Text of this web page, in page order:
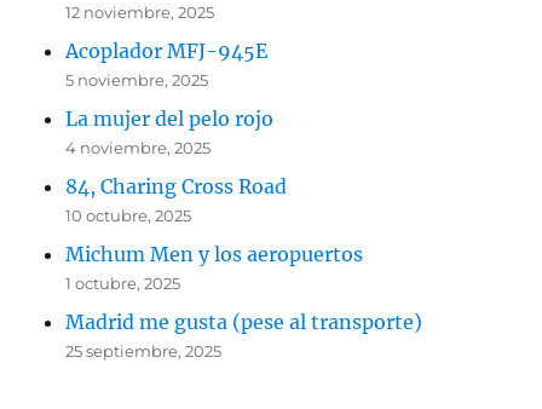
12 noviembre, 2025
Acoplador MFJ-945E
5 noviembre, 2025
La mujer del pelo rojo
4 noviembre, 2025
84, Charing Cross Road
10 octubre, 2025
Michum Men y los aeropuertos
1 octubre, 2025
Madrid me gusta (pese al transporte)
25 septiembre, 2025